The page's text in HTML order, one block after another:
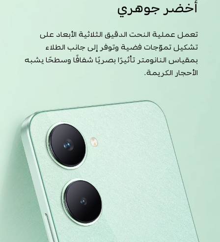
أخضر جوهري
تعمل عملية النحت الدقيق الثلاثية الأبعاد على
تشكيل تموّجات فضية وتوفر إلى جانب الطلاء
بمقياس النانومتر تأثيرًا بصريًا شفافًا وسطحًا يشبه
الأحجار الكريمة.